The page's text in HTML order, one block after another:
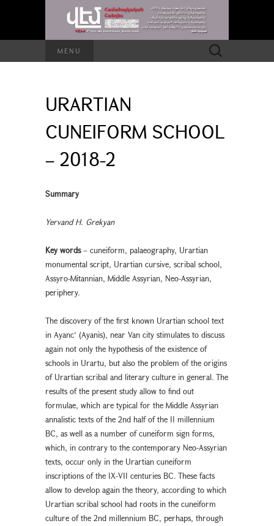
MENU
Search
for:
URARTIAN
CUNEIFORM SCHOOL
– 2018-2
Summary
Yervand H. Grekyan
Key words– cuneiform, palaeography, Urartian
monumental script, Urartian cursive, scribal school,
Assyro-Mitannian, Middle Assyrian, Neo-Assyrian,
periphery.
The discovery of the first known Urartian school text
in Ayanc‘ (Ayanis), near Van city stimulates to discuss
again not only the hypothesis of the existence of
schools in Urartu, but also the problem of the origins
of Urartian scribal and literary culture in general. The
results of the present study allow to find out
formulae, which are typical for the Middle Assyrian
annalistic texts of the 2nd half of the II millennium
BC, as well as a number of cuneiform sign forms,
which, in contrary to the contemporary Neo-Assyrian
texts, occur only in the Urartian cuneiform
inscriptions of the IX-VII centuries BC. These facts
allow to develop again the theory, according to which
Urartian scribal school had roots in the cuneiform
culture of the 2nd millennium BC, perhaps, through